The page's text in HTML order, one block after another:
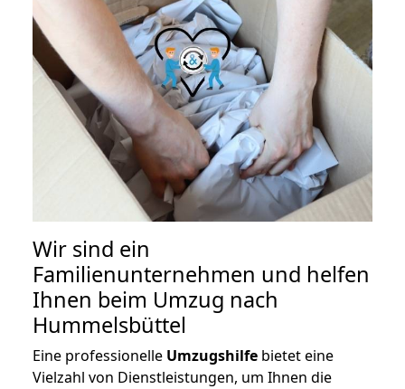
Wir sind ein
Familienunternehmen und helfen
Ihnen beim Umzug nach
Hummelsbüttel
Eine professionelle Umzugshilfe bietet eine
Vielzahl von Dienstleistungen, um Ihnen die